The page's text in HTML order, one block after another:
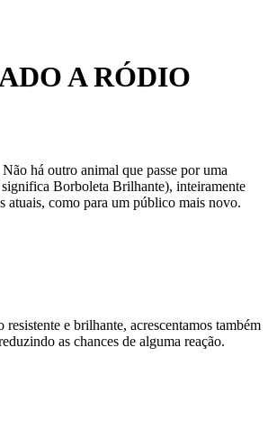
A RÓDIO
há outro animal que passe por uma
significa Borboleta Brilhante), inteiramente
atuais, como para um público mais novo.
e brilhante, acrescentamos também
as chances de alguma reação.